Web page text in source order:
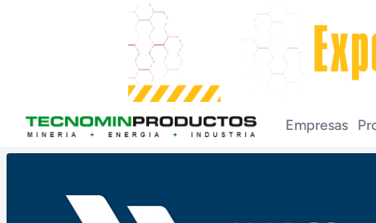
Empresas